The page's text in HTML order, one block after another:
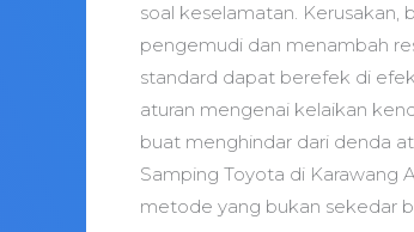
soal keselamatan. Kerusakan,
pengemudi dan menambah
standard dapat berefek di
aturan mengenai kelaikan
buat menghindar dari denda
Samping Toyota di Karawang
metode yang bukan sekedar